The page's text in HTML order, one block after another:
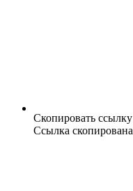
Скопировать ссылку
Ссылка скопирована